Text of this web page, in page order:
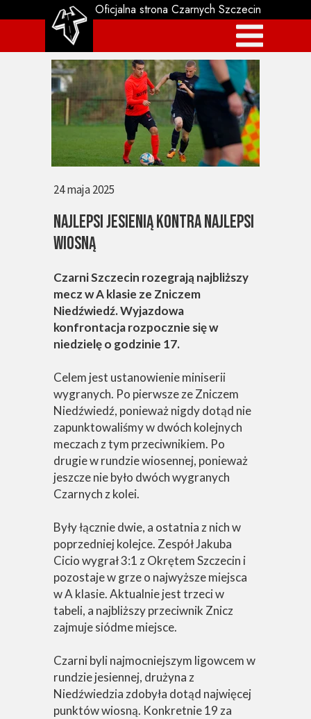
Czarni Szczecin rozegrają najbliższy
mecz w A klasie ze Zniczem
Niedźwiedź. Wyjazdowa
konfrontacja rozpocznie się w
niedzielę o godzinie 17.
Celem jest ustanowienie miniserii
wygranych. Po pierwsze ze Zniczem
Niedźwiedź, ponieważ nigdy dotąd nie
zapunktowaliśmy w dwóch kolejnych
meczach z tym przeciwnikiem. Po
drugie w rundzie wiosennej, ponieważ
jeszcze nie było dwóch wygranych
Czarnych z kolei.
Były łącznie dwie, a ostatnia z nich w
poprzedniej kolejce. Zespół Jakuba
Cicio wygrał 3:1 z Okrętem Szczecin i
pozostaje w grze o najwyższe miejsca
w A klasie. Aktualnie jest trzeci w
tabeli, a najbliższy przeciwnik Znicz
zajmuje siódme miejsce.
Czarni byli najmocniejszym ligowcem w
rundzie jesiennej, drużyna z
Niedźwiedzia zdobyła dotąd najwięcej
punktów wiosną. Konkretnie 19 za
NAJLEPSI JESIENIĄ KONTRA NAJLEPSI
WIOSNĄ
24 maja 2025
Oficjalna strona Czarnych Szczecin